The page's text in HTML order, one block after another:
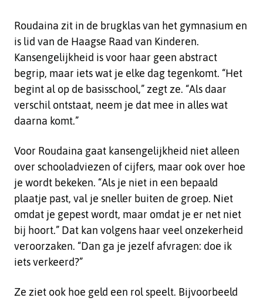
Roudaina zit in de brugklas van het gymnasium en
is lid van de Haagse Raad van Kinderen.
Kansengelijkheid is voor haar geen abstract
begrip, maar iets wat je elke dag tegenkomt. “Het
begint al op de basisschool,” zegt ze. “Als daar
verschil ontstaat, neem je dat mee in alles wat
daarna komt.”
Voor Roudaina gaat kansengelijkheid niet alleen
over schooladviezen of cijfers, maar ook over hoe
je wordt bekeken. “Als je niet in een bepaald
plaatje past, val je sneller buiten de groep. Niet
omdat je gepest wordt, maar omdat je er net niet
bij hoort.” Dat kan volgens haar veel onzekerheid
veroorzaken. “Dan ga je jezelf afvragen: doe ik
iets verkeerd?”
Ze ziet ook hoe geld een rol speelt. Bijvoorbeeld